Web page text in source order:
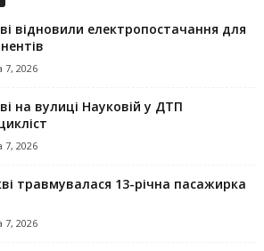
відновили електропостачання для
7, 2026
на вулиці Науковій у ДТП
7, 2026
травмувалася 13-річна пасажирка
7, 2026